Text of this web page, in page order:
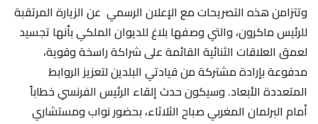
وتتزامن هذه التصريحات مع الإعلان الرسمي عن الزيارة المرتقبة
للرئيس ماكرون، والتي وصفها بلاغ للديوان الملكي بأنها تجسيد
لعمق العلاقات الثنائية القائمة على شراكة راسخة وقوية،
مدفوعة بإرادة مشتركة من قيادتي البلدين لتعزيز الروابط
المتعددة الأبعاد. وسيكون حدث إلقاء الرئيس الفرنسي خطاباً
أمام البرلمان المغربي صباح الثلاثاء، بحضور نواب ومستشاري